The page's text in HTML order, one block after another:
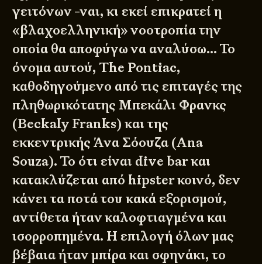
γειτόνων -ναι, κι εκεί επικρατεί η
«βλαχοελληνική» νοοτροπία την
οποία θα αποφύγω να αναλύσω… Το
όνομα αυτού, The Pontiac,
καθοδηγούμενο από τις επιταγές της
πληθωρικότατης Μπεκάλι Φρανκς
(Beckaly Franks) και της
εκκεντρικής Άνα Σόουζα (Ana
Souza). Το ότι είναι dive bar και
κατακλύζεται από hipster κοινό, δεν
κάνει τα ποτά του κακά εξορισμού,
αντίθετα ήταν καλοφτιαγμένα και
ισορροπημένα. Η επιλογή όλων μας
βέβαια ήταν μπίρα και σφηνάκι, το